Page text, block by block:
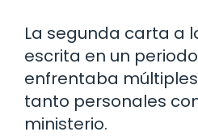
La segunda carta a
escrita en un
enfrentaba
tanto personales
ministerio.